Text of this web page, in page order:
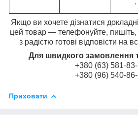
Якщо ви хочете дізнатися
цей товар — телефонуйте,
з радістю готові відповісти на
Для швидкого замовлення
+380 (63) 581-
+380 (96) 540-
Приховати